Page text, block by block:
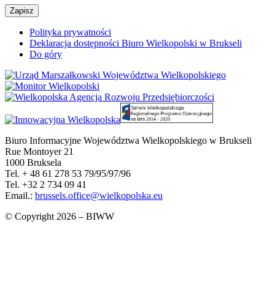
Polityka prywatności
Deklaracja dostępności Biuro Wielkopolski w Brukseli
Do góry
Biuro Informacyjne Województwa Wielkopolskiego w Brukseli
Rue Montoyer 21
1000 Bruksela
Tel. + 48 61 278 53 79/95/97/96
Tel. +32 2 734 09 41
Email.: brussels.office@wielkopolska.eu
© Copyright 2026 – BIWW